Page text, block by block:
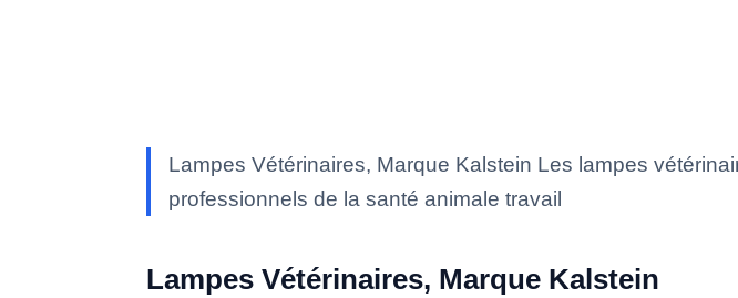
Lampes Vétérinaires, Marque Kalstein Les lampes
professionnels de la santé animale travail
Lampes Vétérinaires, Marque Kalstein